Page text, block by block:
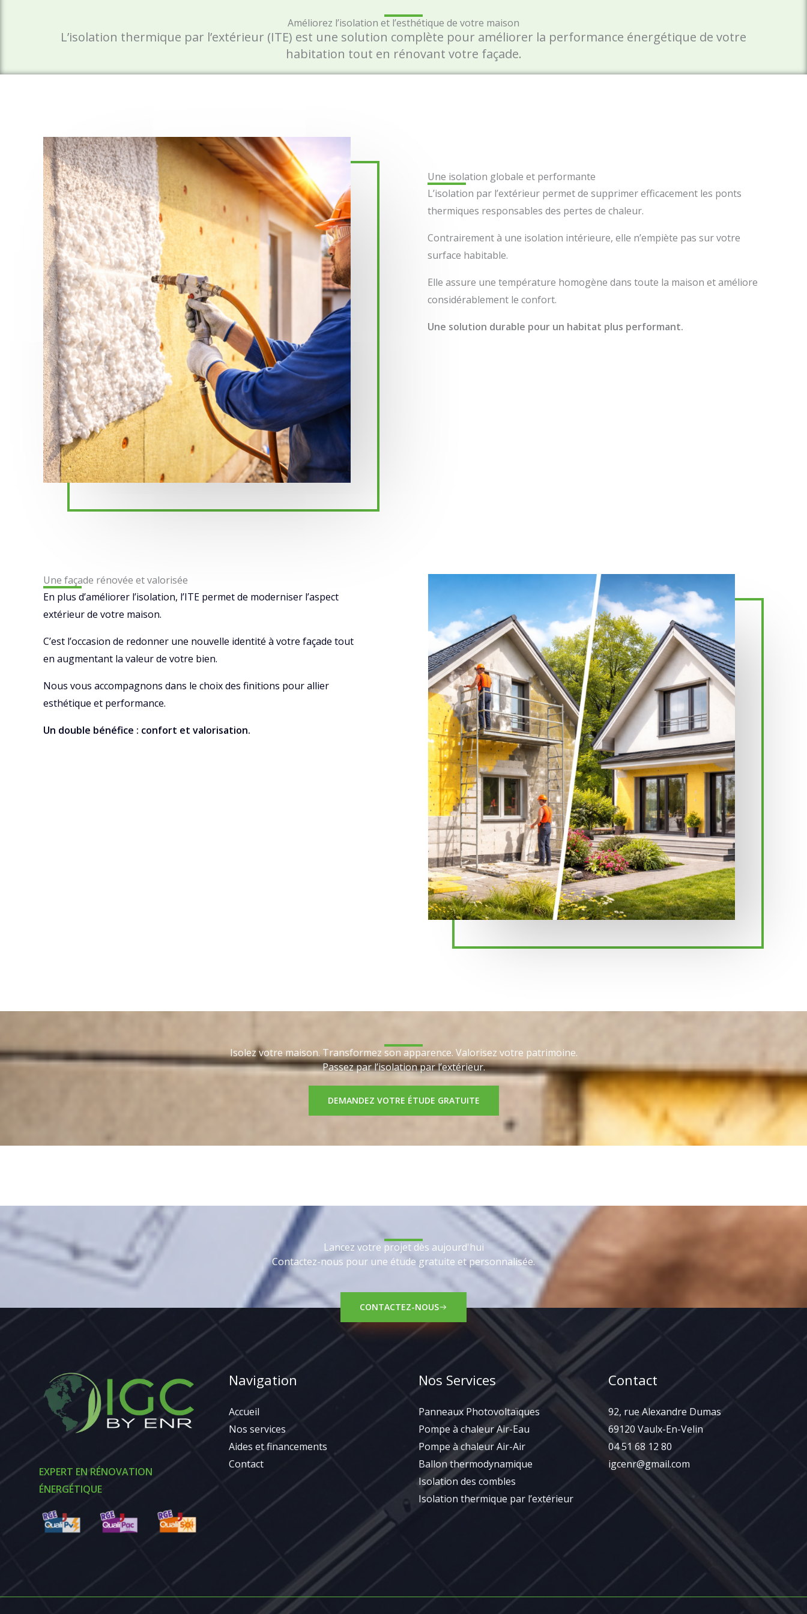
Améliorez l’isolation et l’esthétique de votre maison
L’isolation thermique par l’extérieur (ITE) est une solution complète pour améliorer la performance énergétique de votre
habitation tout en rénovant votre façade.
Une isolation globale et performante
L’isolation par l’extérieur permet de supprimer efficacement les ponts
thermiques responsables des pertes de chaleur.
Contrairement à une isolation intérieure, elle n’empiète pas sur votre
surface habitable.
Elle assure une température homogène dans toute la maison et améliore
considérablement le confort.
Une solution durable pour un habitat plus performant.
Une façade rénovée et valorisée
En plus d’améliorer l’isolation, l’ITE permet de moderniser l’aspect
extérieur de votre maison.
C’est l’occasion de redonner une nouvelle identité à votre façade tout
en augmentant la valeur de votre bien.
Nous vous accompagnons dans le choix des finitions pour allier
esthétique et performance.
Un double bénéfice : confort et valorisation.
Isolez votre maison. Transformez son apparence. Valorisez votre patrimoine.
Passez par l’isolation par l’extérieur.
DEMANDEZ VOTRE ÉTUDE GRATUITE
Lancez votre projet dès aujourd'hui
Contactez-nous pour une étude gratuite et personnalisée.
CONTACTEZ-NOUS
EXPERT EN RÉNOVATION
ÉNERGÉTIQUE
Navigation
Accueil
Nos services
Aides et financements
Contact
Nos Services
Panneaux Photovoltaïques
Pompe à chaleur Air-Eau
Pompe à chaleur Air-Air
Ballon thermodynamique
Isolation des combles
Isolation thermique par l’extérieur
Contact
92, rue Alexandre Dumas
69120 Vaulx-En-Velin
04 51 68 12 80
igcenr@gmail.com